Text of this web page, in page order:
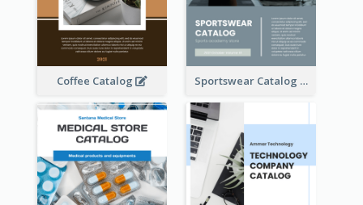
Coffee Catalog Sportswear Catalog